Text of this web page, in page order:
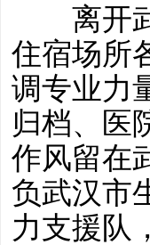
离开武
住宿场所
调专业力
归档、医
作风留在
负武汉市
力支援队